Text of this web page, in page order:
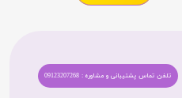
تلفن تماس پشتیبانی و مشاوره : 09123207268